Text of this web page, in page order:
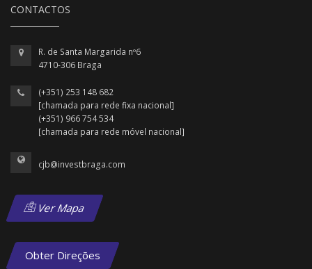
CONTACTOS
R. de Santa Margarida nº6
4710-306 Braga
(+351) 253 148 682
[chamada para rede fixa nacional]
(+351) 966 754 534
[chamada para rede móvel nacional]
cjb@investbraga.com
Ver Mapa
Obter Direções